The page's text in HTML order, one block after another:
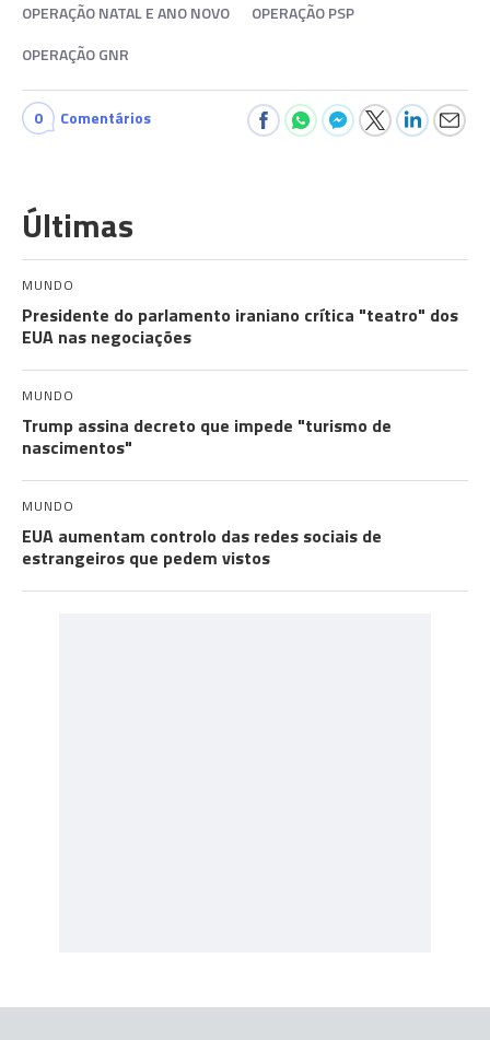
OPERAÇÃO NATAL E ANO NOVO
OPERAÇÃO PSP
OPERAÇÃO GNR
0 Comentários
Últimas
MUNDO
Presidente do parlamento iraniano crítica "teatro" dos
EUA nas negociações
MUNDO
Trump assina decreto que impede "turismo de
nascimentos"
MUNDO
EUA aumentam controlo das redes sociais de
estrangeiros que pedem vistos